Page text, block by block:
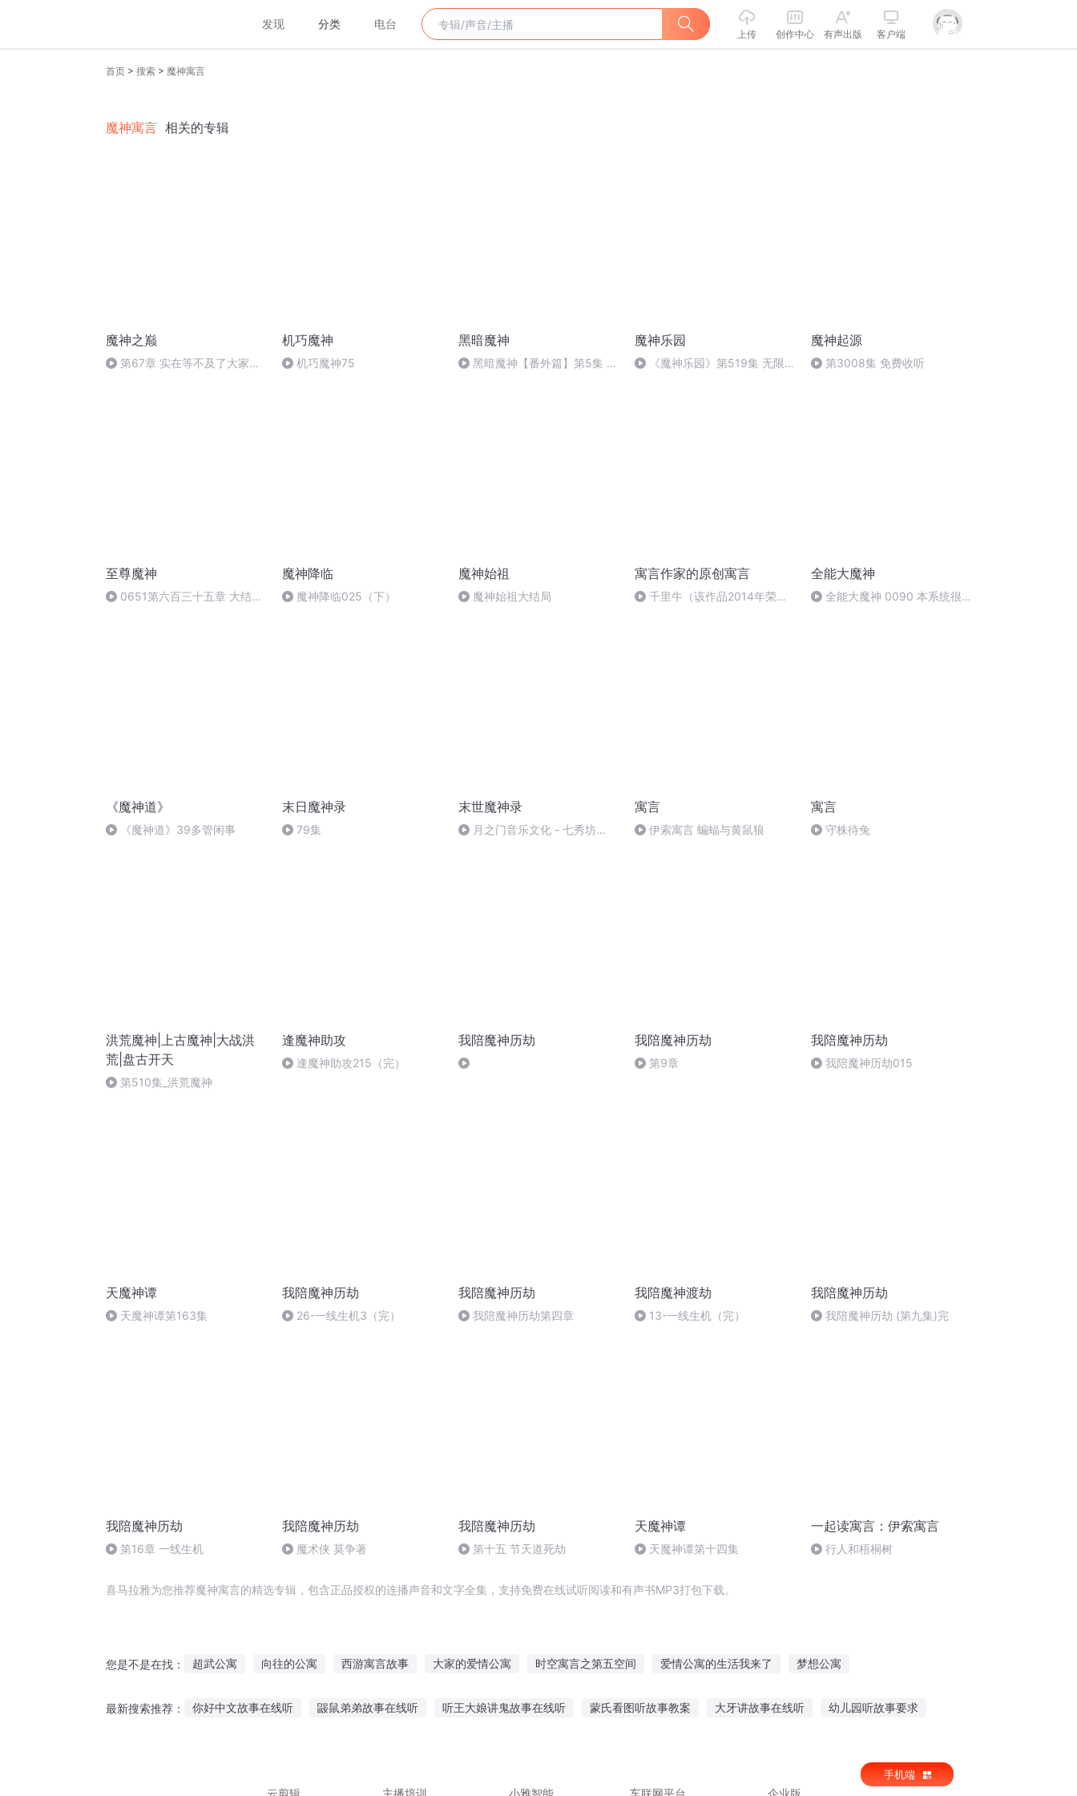
发现 分类 电台
上传 创作中心 有声出版 客户端
首页 > 搜索 > 魔神寓言
魔神寓言 相关的专辑
魔神之巅
第67章 实在等不及了大家等
机巧魔神
机巧魔神75
黑暗魔神
黑暗魔神【番外篇】第5集 跟
魔神乐园
《魔神乐园》第519集 无限
魔神起源
第3008集 免费收听
至尊魔神
0651第六百三十五章 大结局
魔神降临
魔神降临025（下）
魔神始祖
魔神始祖大结局
寓言作家的原创寓言
千里牛（该作品2014年荣获2
全能大魔神
全能大魔神 0090 本系统很
《魔神道》
《魔神道》39多管闲事
末日魔神录
79集
末世魔神录
月之门音乐文化 - 七秀坊
寓言
伊索寓言 蝙蝠与黄鼠狼
寓言
守株待兔
洪荒魔神|上古魔神|大战洪
荒|盘古开天
第510集_洪荒魔神
逢魔神助攻
逢魔神助攻215（完）
我陪魔神历劫 我陪魔神历劫
第9章
我陪魔神历劫
我陪魔神历劫015
天魔神谭
天魔神谭第163集
我陪魔神历劫
26-一线生机3（完）
我陪魔神历劫
我陪魔神历劫第四章
我陪魔神渡劫
13-一线生机（完）
我陪魔神历劫
我陪魔神历劫 (第九集)完
我陪魔神历劫
第16章 一线生机
我陪魔神历劫
魔术侠 莫争著
我陪魔神历劫
第十五 节天道死劫
天魔神谭
天魔神谭第十四集
一起读寓言：伊索寓言
行人和梧桐树
喜马拉雅为您推荐魔神寓言的精选专辑，包含正品授权的连播声音和文字全集，支持免费在线试听阅读和有声书MP3打包下载。
您是不是在找： 超武公寓 向往的公寓 西游寓言故事 大家的爱情公寓 时空寓言之第五空间 爱情公寓的生活我来了 梦想公寓
最新搜索推荐： 你好中文故事在线听 鼹鼠弟弟故事在线听 听王大娘讲鬼故事在线听 蒙氏看图听故事教案 大牙讲故事在线听 幼儿园听故事要求
云剪辑
主播培训 小雅智能 车联网平台 企业版
手机端